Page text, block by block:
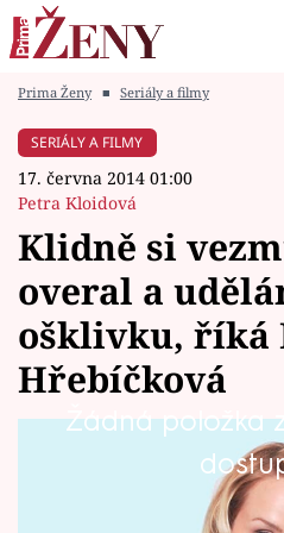
Módní alarm
Témata
Celebrity
Vztahy
Prima Ženy ■ Seriály a filmy
SERIÁLY A FILMY
17. června 2014 01:00
Petra Kloidová
Klidně si
overal a
ošklivku, říká
Hřebíčková
Žádná položka
Říká se, že chce-li být
mít tvář Venuše a rozum
Představitelka hlavní